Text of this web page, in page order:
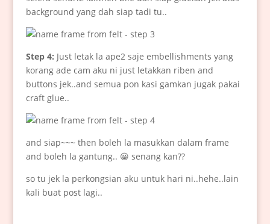
background yang dah siap tadi tu..
Step 4: Just letak la ape2 saje embellishments yang
korang ade cam aku ni just letakkan riben and
buttons jek..and semua pon kasi gamkan jugak pakai
craft glue..
and siap~~~ then boleh la masukkan dalam frame
and boleh la gantung.. 😀 senang kan??
so tu jek la perkongsian aku untuk hari ni..hehe..lain
kali buat post lagi..